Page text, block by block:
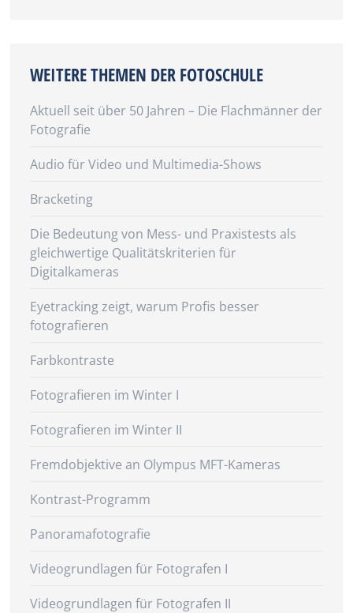
WEITERE THEMEN DER FOTOSCHULE
Aktuell seit über 50 Jahren – Die Flachmänner der
Fotografie
Audio für Video und Multimedia-Shows
Bracketing
Die Bedeutung von Mess- und Praxistests als
gleichwertige Qualitätskriterien für
Digitalkameras
Eyetracking zeigt, warum Profis besser
fotografieren
Farbkontraste
Fotografieren im Winter I
Fotografieren im Winter II
Fremdobjektive an Olympus MFT-Kameras
Kontrast-Programm
Panoramafotografie
Videogrundlagen für Fotografen I
Videogrundlagen für Fotografen II